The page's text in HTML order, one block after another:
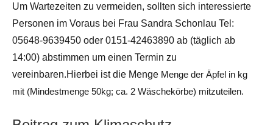
Um Wartezeiten zu vermeiden, sollten sich interessierte
Personen im Voraus bei Frau Sandra Schonlau Tel:
05648-9639450 oder 0151-42463890 ab (täglich ab
14:00) abstimmen um einen Termin zu
vereinbaren.Hierbei ist die Menge Menge der Äpfel in kg
mit (Mindestmenge 50kg; ca. 2 Wäschekörbe) mitzuteilen.